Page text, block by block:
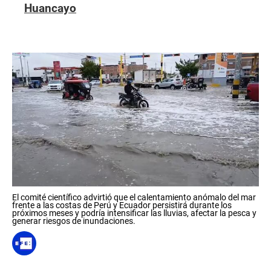
Huancayo
El comité científico advirtió que el calentamiento anómalo del mar
frente a las costas de Perú y Ecuador persistirá durante los
próximos meses y podría intensificar las lluvias, afectar la pesca y
generar riesgos de inundaciones.